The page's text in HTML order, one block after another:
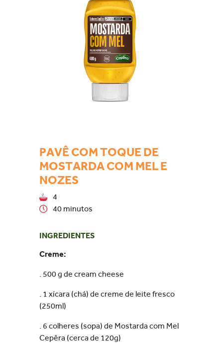
PAVÊ COM TOQUE DE
MOSTARDA COM MEL E
NOZES
4
40 minutos
INGREDIENTES
Creme:
. 500 g de cream cheese
. 1 xícara (chá) de creme de leite fresco
(250ml)
. 6 colheres (sopa) de Mostarda com Mel
Cepêra (cerca de 120g)